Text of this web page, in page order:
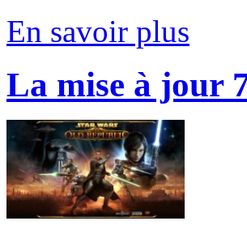
En savoir plus
La mise à jour